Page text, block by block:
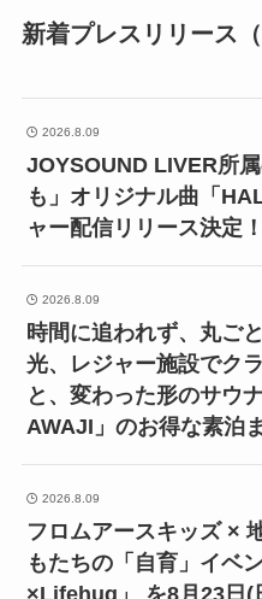
新着プレスリリース
2026.8.09
JOYSOUND LIVER所
も」オリジナル曲「
ャー配信リリース決定